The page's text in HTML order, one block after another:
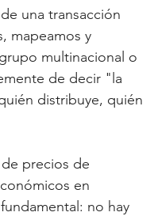
una transacción
mapeamos y
multinacional o
de decir "la
distribuye, quién
precios de
en
no hay